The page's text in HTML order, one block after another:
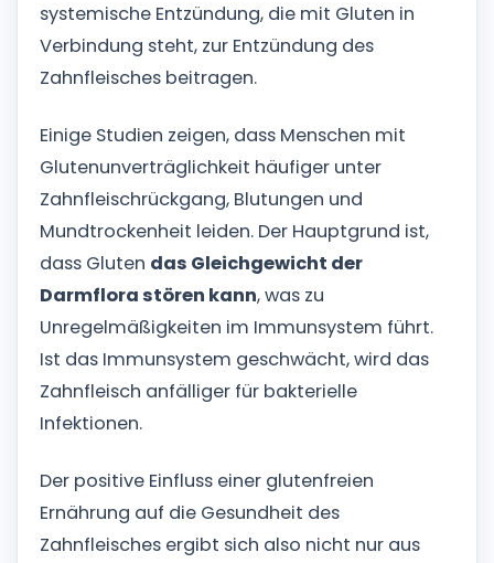
systemische Entzündung, die mit Gluten in
Verbindung steht, zur Entzündung des
Zahnfleisches beitragen.
Einige Studien zeigen, dass Menschen mit
Glutenunverträglichkeit häufiger unter
Zahnfleischrückgang, Blutungen und
Mundtrockenheit leiden. Der Hauptgrund ist,
dass Gluten das Gleichgewicht der
Darmflora stören kann, was zu
Unregelmäßigkeiten im Immunsystem führt.
Ist das Immunsystem geschwächt, wird das
Zahnfleisch anfälliger für bakterielle
Infektionen.
Der positive Einfluss einer glutenfreien
Ernährung auf die Gesundheit des
Zahnfleisches ergibt sich also nicht nur aus